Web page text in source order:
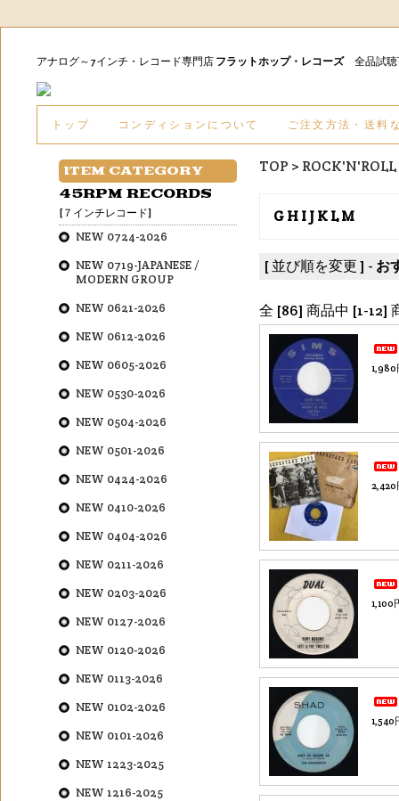
アナログ～7インチ・レコード専門店 フラットホップ・レコーズ全品試
トップ コンディションについて ご注文方法・送料
TOP >
G H I J K L M
[ 並び順を変更 ] - お
全 [86] 商品中 [1-12]
1,980
2,420
1,100
1,540
ITEM CATEGORY
45RPM RECORDS
[７インチレコード]
NEW 0724-2026
NEW 0719-JAPANESE /
MODERN GROUP
NEW 0621-2026
NEW 0612-2026
NEW 0605-2026
NEW 0530-2026
NEW 0504-2026
NEW 0501-2026
NEW 0424-2026
NEW 0410-2026
NEW 0404-2026
NEW 0211-2026
NEW 0203-2026
NEW 0127-2026
NEW 0120-2026
NEW 0113-2026
NEW 0102-2026
NEW 0101-2026
NEW 1223-2025
NEW 1216-2025